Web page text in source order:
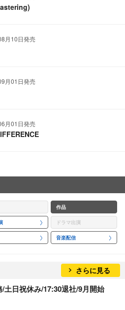
月10日発売
月01日発売
月01日発売
作品
ドラマ出演
音楽配信
さらに見る
土日祝休み/17:30退社/9月開始